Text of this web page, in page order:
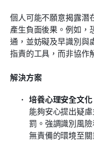
個人可能不願意揭露潛
產生負面後果。例如，
通，並妨礙及早識別與
指責的工具，而非協作
解決方案
培養心理安全文化
能夠安心提出疑
罰。強調識別風
無責備的環境至關